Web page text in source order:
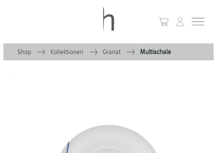
Shop Kollektionen Granat Multischale